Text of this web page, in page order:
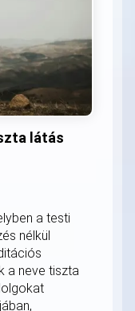
látás
a testi
nélkül
a neve tiszta